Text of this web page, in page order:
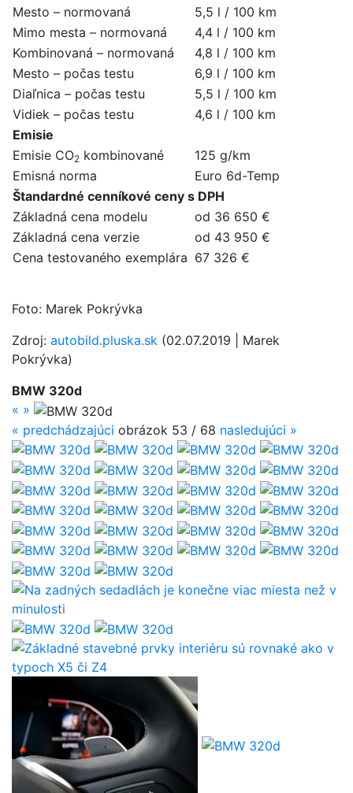
Mesto – normovaná
5,5 l / 100 km
Mimo mesta – normovaná
4,4 l / 100 km
Kombinovaná – normovaná
4,8 l / 100 km
Mesto – počas testu
6,9 l / 100 km
Diaľnica – počas testu
5,5 l / 100 km
Vidiek – počas testu
4,6 l / 100 km
Emisie
Emisie CO2 kombinované
125 g/km
Emisná norma
Euro 6d-Temp
Štandardné cenníkové ceny s DPH
Základná cena modelu
od 36 650 €
Základná cena verzie
od 43 950 €
Cena testovaného exemplára 67 326 €
Foto: Marek Pokrývka
Zdroj: autobild.plus­ka.sk (02.07.2019 | Marek
Pokrývka)
BMW 320d
« »
« predchádzajúci obrázok 53 / 68 nasledujúci »